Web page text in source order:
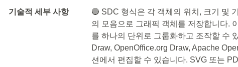
기술적 세부 사항
🔵 SDC 형식은 각 객체의 위치, 크기 및
의 모음으로 그래픽 객체를 저장합니다.
를 하나의 단위로 그룹화하고 조작할 수
Draw, OpenOffice.org Draw, Apache
션에서 편집할 수 있습니다. SVG 또는